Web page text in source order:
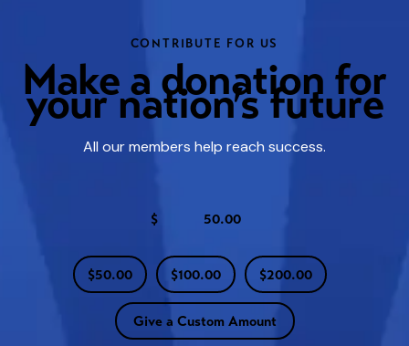
CONTRIBUTE FOR US
Make a donation for
your nation’s future
All our members help reach success.
$
$50.00 $100.00 $200.00
Give a Custom Amount